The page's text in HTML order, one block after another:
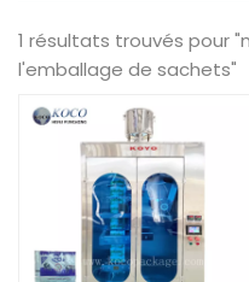
1 résultats trouvés pour
l'emballage de sachets"